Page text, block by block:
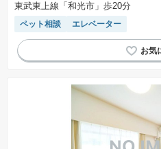
東武東上線「和光市」歩20分
ペット相談 エレベーター